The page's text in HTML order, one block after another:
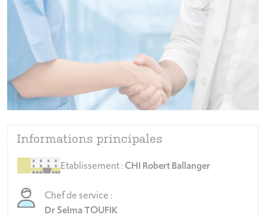
Informations principales
Etablissement :CHI Robert Ballanger
Chef de service :
Dr Selma TOUFIK